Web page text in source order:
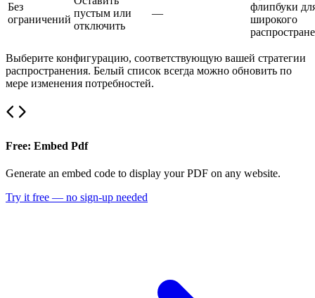
Без
ограничений
пустым или
отключить
—
флипбуки
широкого
Выберите конфигурацию, соответствующую вашей стратегии
распространения. Белый список всегда можно обновить по
мере изменения потребностей.
Free: Embed Pdf
Generate an embed code to display your PDF on any website.
Try it free — no sign-up needed